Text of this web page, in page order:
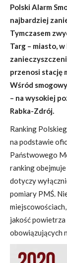
Polski Alarm
najbardziej
Tymczasem
Targ – miasto,
przenosi stację
Wśród
– na wysokiej
Rabka-Zdrój.
Ranking
na podstawie
Państwowego
ranking
dotyczy
pomiary PMŚ.
jakość powietrza
obowiązujących